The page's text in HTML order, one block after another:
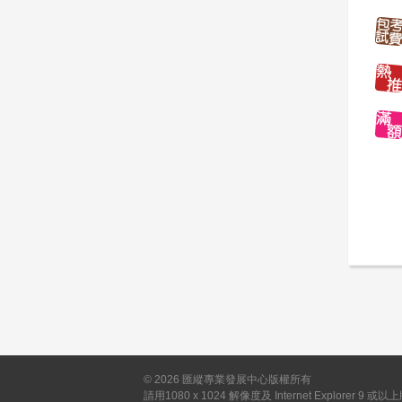
© 2026 匯縱專業發展中心版權所有
請用1080 x 1024 解像度及 Internet Explorer 9 或以上